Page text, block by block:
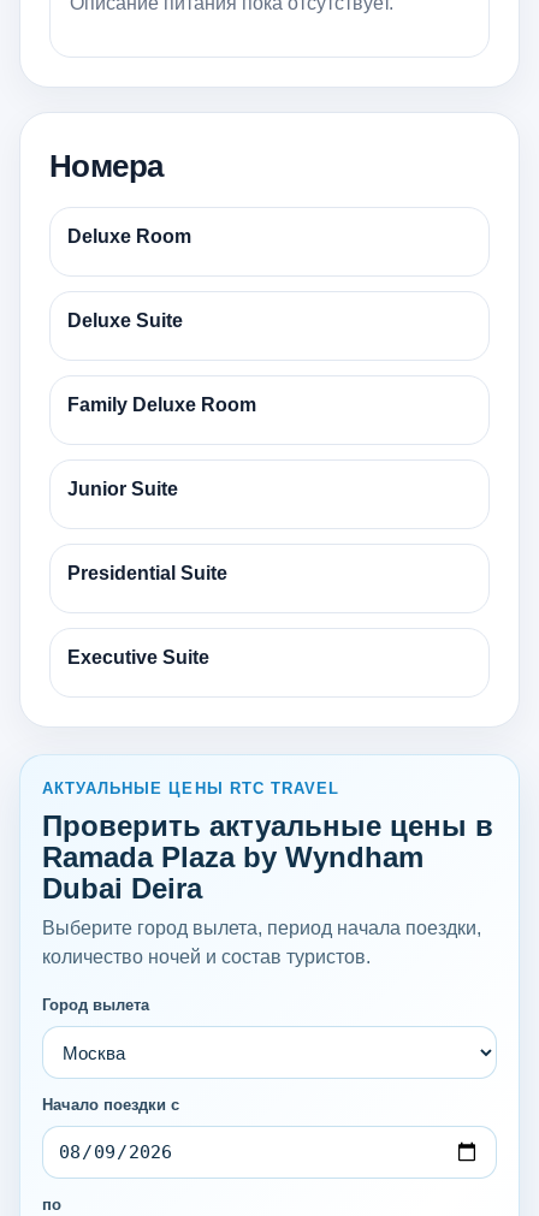
Номера
Deluxe Room
Deluxe Suite
Family Deluxe Room
Junior Suite
Presidential Suite
Executive Suite
АКТУАЛЬНЫЕ ЦЕНЫ RTC TRAVEL
Проверить актуальные цены в
Ramada Plaza by Wyndham
Dubai Deira
Выберите город вылета, период начала поездки,
количество ночей и состав туристов.
Город вылета
Начало поездки с
по